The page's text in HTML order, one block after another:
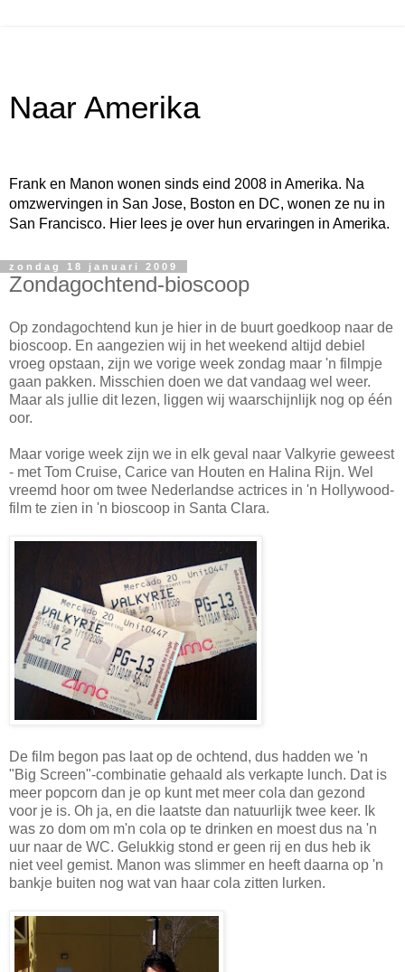
Naar Amerika
Frank en Manon wonen sinds eind 2008 in Amerika. Na
omzwervingen in San Jose, Boston en DC, wonen ze nu in
San Francisco. Hier lees je over hun ervaringen in Amerika.
zondag 18 januari 2009
Zondagochtend-bioscoop
Op zondagochtend kun je hier in de buurt goedkoop naar de
bioscoop. En aangezien wij in het weekend altijd debiel
vroeg opstaan, zijn we vorige week zondag maar 'n filmpje
gaan pakken. Misschien doen we dat vandaag wel weer.
Maar als jullie dit lezen, liggen wij waarschijnlijk nog op één
oor.
Maar vorige week zijn we in elk geval naar Valkyrie geweest
- met Tom Cruise, Carice van Houten en Halina Rijn. Wel
vreemd hoor om twee Nederlandse actrices in 'n Hollywood-
film te zien in 'n bioscoop in Santa Clara.
De film begon pas laat op de ochtend, dus hadden we 'n
"Big Screen"-combinatie gehaald als verkapte lunch. Dat is
meer popcorn dan je op kunt met meer cola dan gezond
voor je is. Oh ja, en die laatste dan natuurlijk twee keer. Ik
was zo dom om m'n cola op te drinken en moest dus na 'n
uur naar de WC. Gelukkig stond er geen rij en dus heb ik
niet veel gemist. Manon was slimmer en heeft daarna op 'n
bankje buiten nog wat van haar cola zitten lurken.